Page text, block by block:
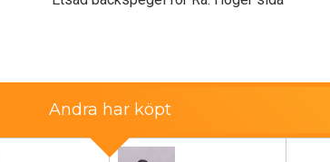
Andra har köpt